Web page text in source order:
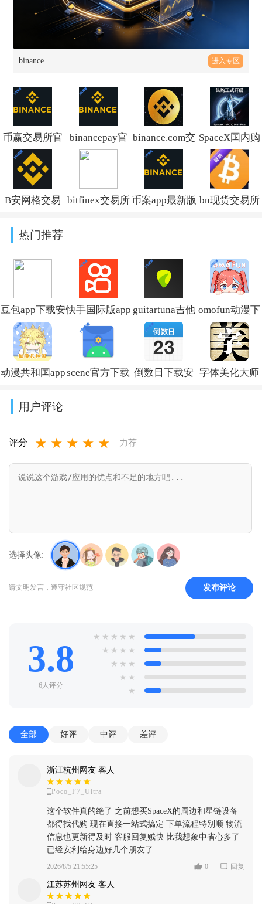
binance 进入专区
币赢交易所官
方版下载
v3.18.4
binancepay官
方版v3.18.4
binance.com交
易所官网下载
SpaceX国内购
买平台v3.18.4
B安网格交易 bitfinex交易所币案app最新版 bn现货交易所
热门推荐
豆包app下载安
装新版本
v14.5.0
快手国际版app
免费下载安装
(Kwai)v13.6.40.545802
guitartuna吉他
调音器下载免
费版v7.97.0
omofun动漫下
载最新版
v1.1.73
动漫共和国appscene官方下载 倒数日下载安 字体美化大师
用户评论
评分 ★ ★ ★ ★ ★ 力荐
选择头像:
请文明发言，遵守社区规范 发布评论
3.8
6人评分
★ ★ ★ ★ ★
★ ★ ★ ★
★ ★ ★
★ ★
★
全部 好评 中评 差评
浙江杭州网友 客人
Poco_F7_Ultra
这个软件真的绝了 之前想买SpaceX的周边和星链设备
都得找代购 现在直接一站式搞定 下单流程特别顺 物流
信息也更新得及时 客服回复贼快 比我想象中省心多了
已经安利给身边好几个朋友了
2026/8/5 21:55:25 0 回复
江苏苏州网友 客人